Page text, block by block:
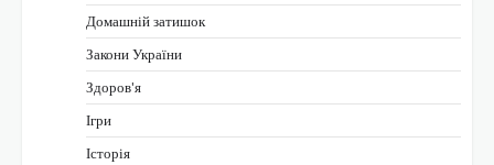
Домашній затишок
Закони України
Здоров'я
Ігри
Історія